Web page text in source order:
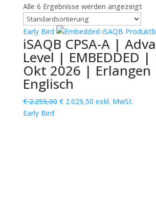
Alle 6 Ergebnisse werden angezeigt
Early Bird
iSAQB CPSA-A |
Level | EMBEDDED |
Okt 2026 | Erlangen
Englisch
€2.255,00 Ursprünglicher
€2.029,50Aktueller
exkl. MwSt.
Early Bird